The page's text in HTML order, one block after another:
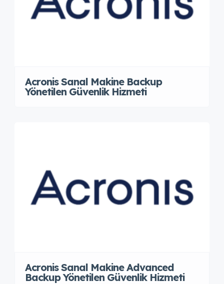
Acronis Sanal Makine Backup
Yönetilen Güvenlik Hizmeti
Acronis Sanal Makine Advanced
Backup Yönetilen Güvenlik Hizmeti